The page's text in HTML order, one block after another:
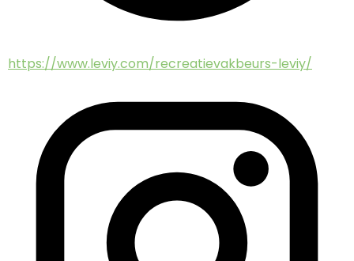
https://www.leviy.com/recreatievakbeurs-leviy/